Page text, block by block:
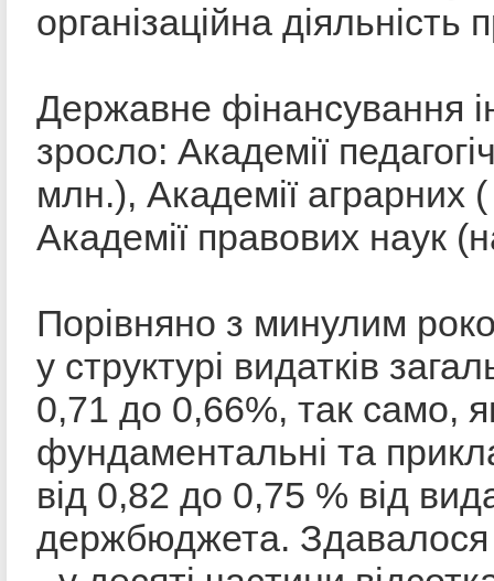
організаційна
Державне фінансування
зросло: Академії
млн.), Академії
Академії правових наук
Порівняно з минулим
у структурі видатків
0,71 до 0,66%, так само,
фундаментальні та
від 0,82 до 0,75 % від
держбюджета. Здавалося